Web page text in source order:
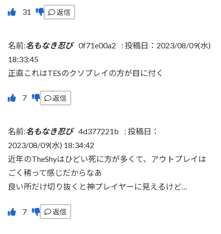
返信
名前:名もなき忍び 0f71e00a2 : 投稿日：2023/08/09(水)
18:33:45
正直これはTESのクソプレイの方が目に付く
返信
名前:名もなき忍び 4d377221b : 投稿日：
2023/08/09(水) 18:34:42
近年のTheShyはひどい死に方が多くて、アウトプレイは
ごく稀って感じだからなあ
良い所だけ切り抜くと神プレイヤーに見えるけど…
返信